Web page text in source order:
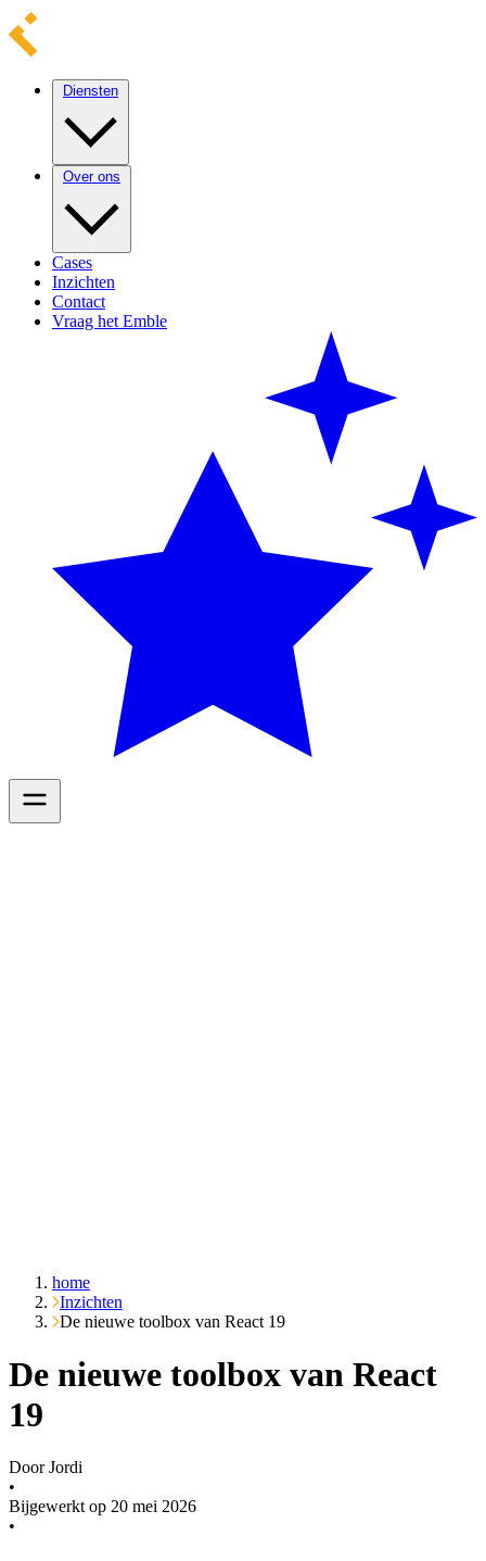
Diensten
Over ons
Cases
Inzichten
Contact
Vraag het Emble
home
Inzichten
De nieuwe toolbox van React 19
De nieuwe toolbox van React
19
Door Jordi
•
Bijgewerkt op 20 mei 2026
•